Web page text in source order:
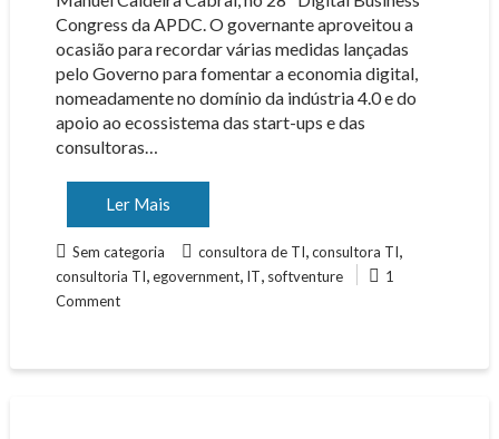
Congress da APDC. O governante aproveitou a
ocasião para recordar várias medidas lançadas
pelo Governo para fomentar a economia digital,
nomeadamente no domínio da indústria 4.0 e do
apoio ao ecossistema das start-ups e das
consultoras…
Ler Mais
Sem categoria consultora de TI consultora TI
consultoria TI egovernment, IT softventure
1
Comment